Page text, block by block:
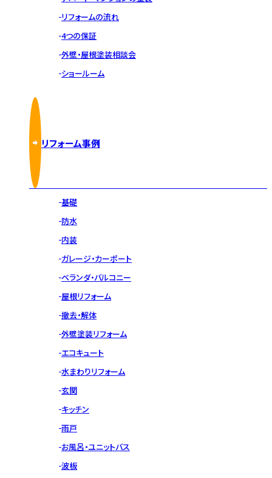
リフォームの流れ
4つの保証
外壁・屋根塗装相談会
ショールーム
リフォーム事例
基礎
防水
内装
ガレージ・カーポート
ベランダ・バルコニー
屋根リフォーム
撤去・解体
外壁塗装リフォーム
エコキュート
水まわりリフォーム
玄関
キッチン
雨戸
お風呂・ユニットバス
波板